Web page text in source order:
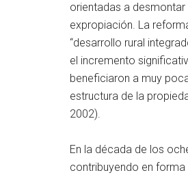
orientadas a
expropiación. La
“desarrollo rural
el incremento
beneficiaron a muy
estructura de la
2002).
En la década de los
contribuyendo en